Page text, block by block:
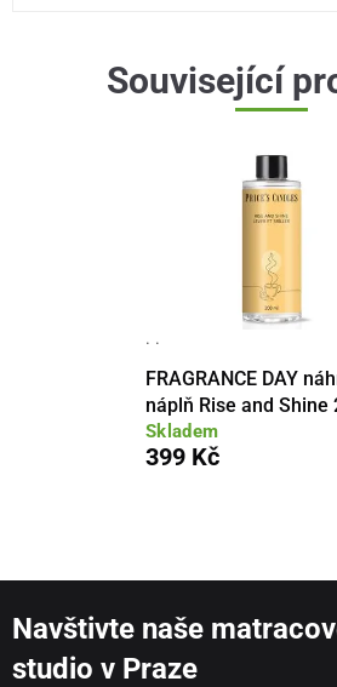
Související
· ·
FRAGRANCE DAY
náplň Rise and Shine
Skladem
399 Kč
Navštivte naše
studio v Praze